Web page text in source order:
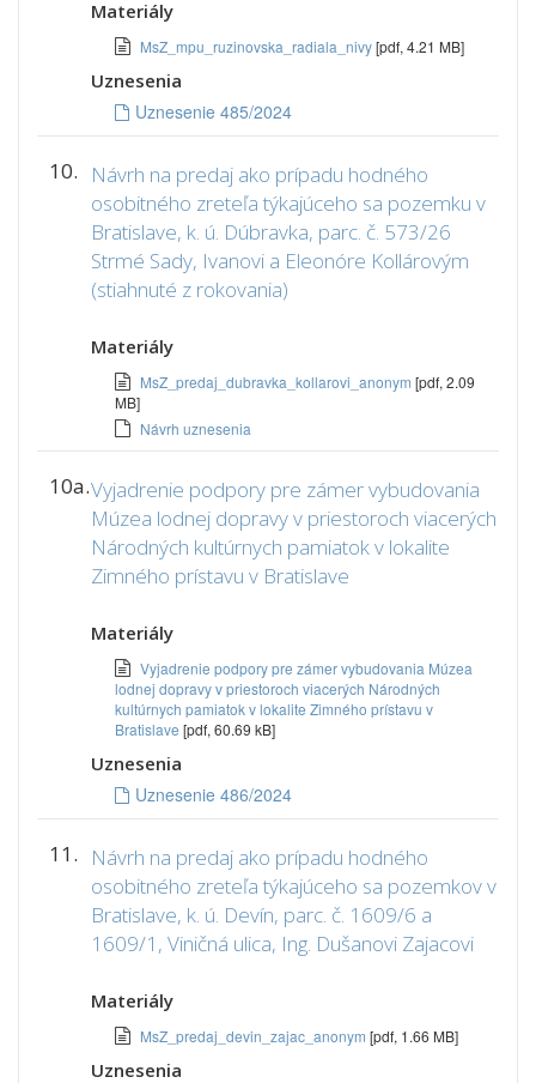
Materiály
MsZ_mpu_ruzinovska_radiala_nivy[pdf, 4.21 MB]
Uznesenia
Uznesenie 485/2024
10.
Návrh na predaj ako prípadu hodného
osobitného zreteľa týkajúceho sa pozemku v
Bratislave, k. ú. Dúbravka, parc. č. 573/26
Strmé Sady, Ivanovi a Eleonóre Kollárovým
(stiahnuté z rokovania)
Materiály
MsZ_predaj_dubravka_kollarovi_anonym [pdf, 2.09
MB]
Návrh uznesenia
10a.Vyjadrenie podpory pre zámer vybudovania
Múzea lodnej dopravy v priestoroch viacerých
Národných kultúrnych pamiatok v lokalite
Zimného prístavu v Bratislave
Materiály
Vyjadrenie podpory pre zámer vybudovania Múzea
lodnej dopravy v priestoroch viacerých Národných
kultúrnych pamiatok v lokalite Zimného prístavu v
Bratislave [pdf, 60.69 kB]
Uznesenia
Uznesenie 486/2024
11.
Návrh na predaj ako prípadu hodného
osobitného zreteľa týkajúceho sa pozemkov v
Bratislave, k. ú. Devín, parc. č. 1609/6 a
1609/1, Viničná ulica, Ing. Dušanovi Zajacovi
Materiály
MsZ_predaj_devin_zajac_anonym [pdf, 1.66 MB]
Uznesenia